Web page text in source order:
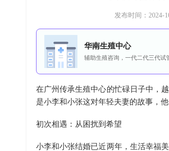
发布时间：
华南生殖中心
辅助生殖咨询，一代二代三代试
在广州传承生殖中心的忙碌日子中，
是小李和小张这对年轻夫妻的故事，
初次相遇：从困扰到希望
小李和小张结婚已近两年，生活幸福